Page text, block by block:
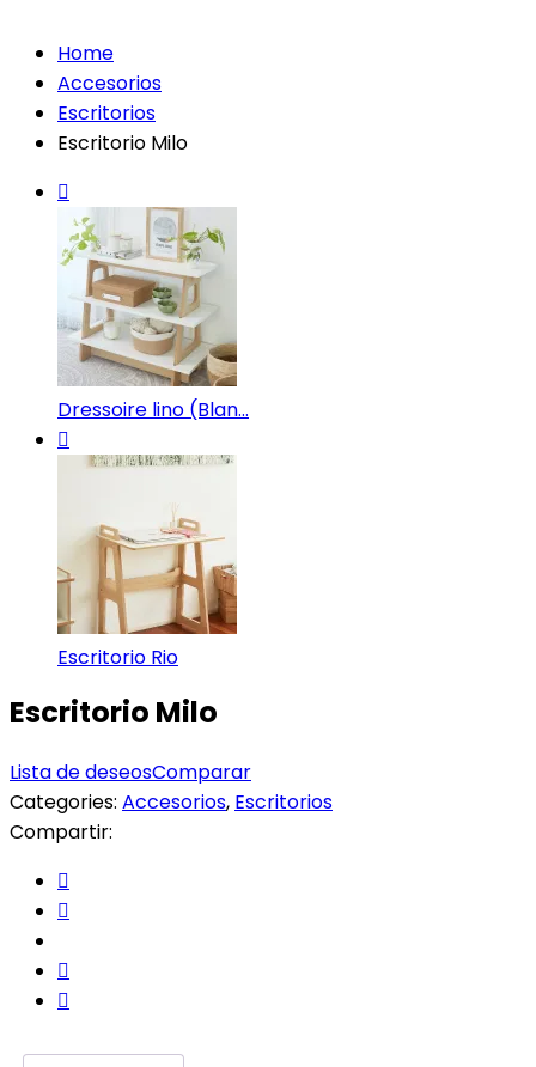
Home
Accesorios
Escritorios
Escritorio Milo
Dressoire lino (Blan...
Escritorio Rio
Escritorio Milo
Lista de deseosComparar
Categories: Accesorios, Escritorios
Compartir: